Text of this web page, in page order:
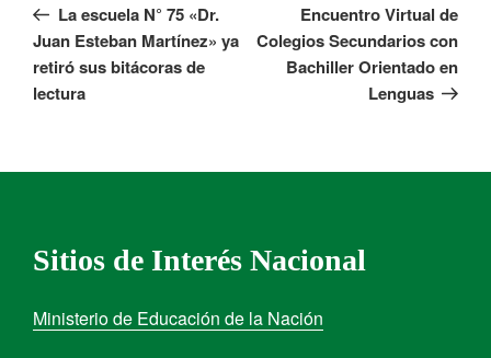
La escuela N° 75 «Dr.
Juan Esteban Martínez» ya
retiró sus bitácoras de
lectura
Encuentro Virtual de
Colegios Secundarios con
Bachiller Orientado en
Lenguas
Sitios de Interés Nacional
Ministerio de Educación de la Nación